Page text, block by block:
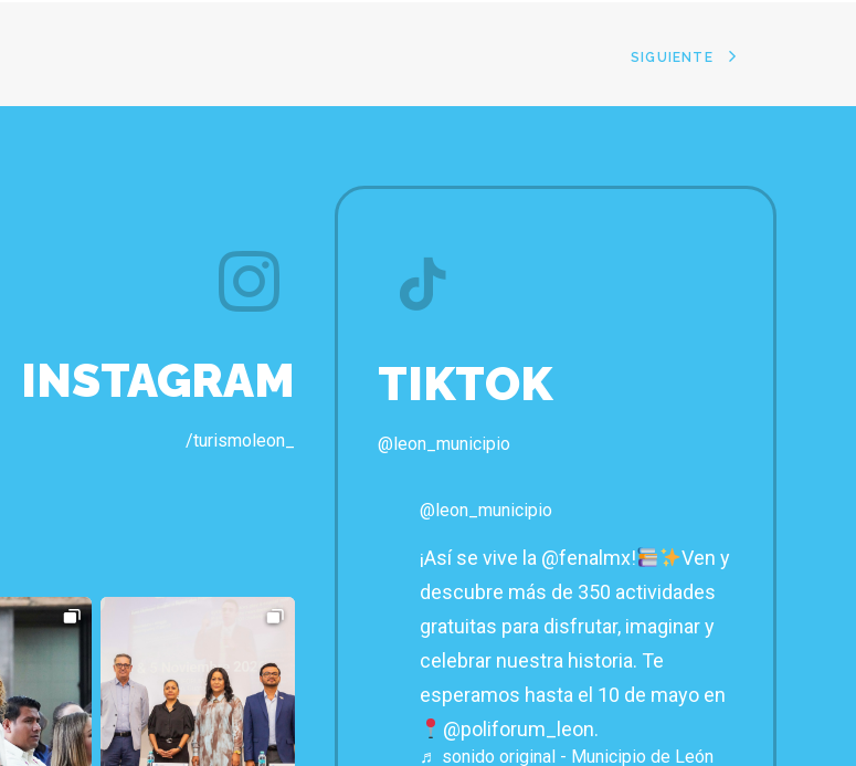
SIGUIENTE
INSTAGRAM
/turismoleon_
TIKTOK
@leon_municipio
@leon_municipio
¡Así se vive la @fenalmx!
Ven y
descubre más de 350 actividades
gratuitas para disfrutar, imaginar y
celebrar nuestra historia. Te
esperamos hasta el 10 de mayo en
@poliforum_leon.
♬ sonido original - Municipio de León